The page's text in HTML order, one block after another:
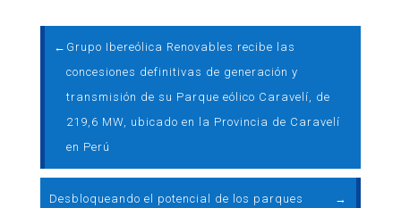
← Grupo Ibereólica Renovables recibe las
concesiones definitivas de generación y
transmisión de su Parque eólico Caravelí, de
219,6 MW, ubicado en la Provincia de Caravelí
en Perú
Desbloqueando el potencial de los parques
→